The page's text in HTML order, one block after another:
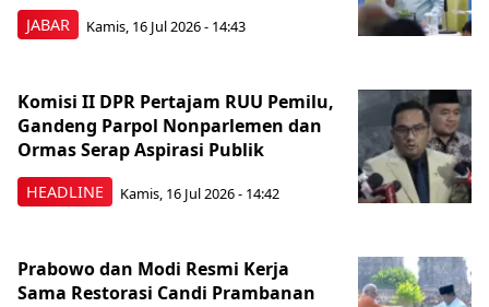
JABAR Kamis, 16 Jul 2026 - 14:43
HEADLINE
Komisi II DPR Pertajam RUU Pemilu,
Gandeng Parpol Nonparlemen dan
Ormas Serap Aspirasi Publik
Kamis, 16 Jul 2026 - 14:42
Prabowo dan Modi Resmi Kerja
Sama Restorasi Candi Prambanan